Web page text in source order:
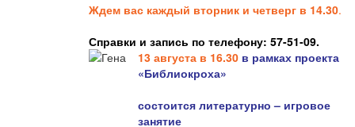
Ждем вас каждый вторник и четверг в 14.30.
Справки и запись по телефону: 57-51-09.
13 августа в 16.30 в рамках проекта
«Библиокроха»
состоится литературно – игровое
занятие